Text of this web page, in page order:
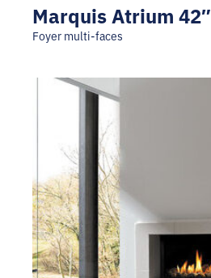
Marquis Atrium 42″
Foyer multi-faces